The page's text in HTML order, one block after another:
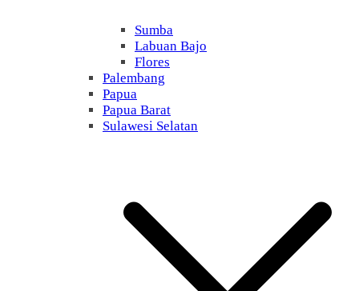
Sumba
Labuan Bajo
Flores
Palembang
Papua
Papua Barat
Sulawesi Selatan